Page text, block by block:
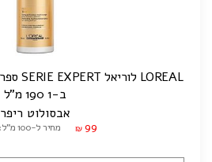
ב-1 190 מ"ל
אבסולוט ריפר
₪ 99 מחיר ל-100 מ"ל: ₪52.11